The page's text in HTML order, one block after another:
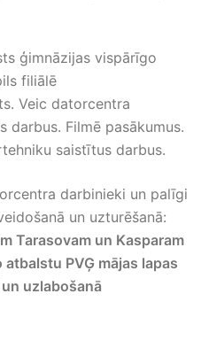
ģimnāzijas vispārīgo
filiālē
Veic datorcentra
darbus. Filmē pasākumus.
saistītus darbus.
darbinieki un palīgi
un uzturēšanā:
Tarasovam un Kasparam
PVĢ mājas lapas
uzlabošanā